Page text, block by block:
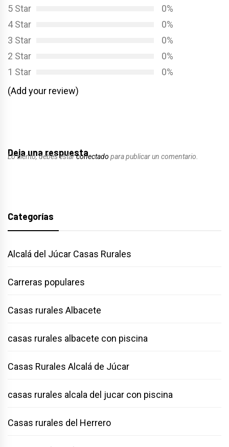
5 Star
0%
4 Star
0%
3 Star
0%
2 Star
0%
1 Star
0%
(Add your review)
Deja una respuesta
Lo siento, debes estarconectado para publicar un comentario.
Categorías
Alcalá del Júcar Casas Rurales
Carreras populares
Casas rurales Albacete
casas rurales albacete con piscina
Casas Rurales Alcalá de Júcar
casas rurales alcala del jucar con piscina
Casas rurales del Herrero